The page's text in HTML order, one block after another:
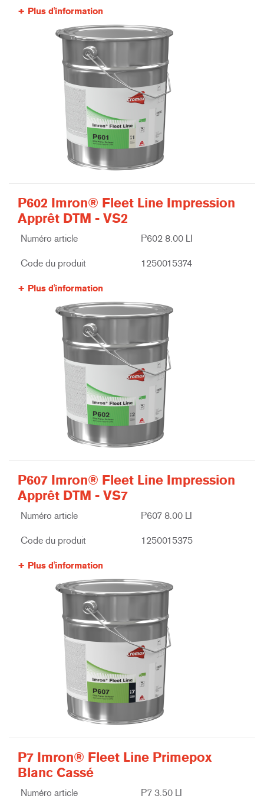
Plus d'information
P602 Imron® Fleet Line Impression
Apprêt DTM - VS2
Numéro article P602 8.00 LI
Code du produit 1250015374
Plus d'information
P607 Imron® Fleet Line Impression
Apprêt DTM - VS7
Numéro article P607 8.00 LI
Code du produit 1250015375
Plus d'information
P7 Imron® Fleet Line Primepox
Blanc Cassé
Numéro article P7 3.50 LI